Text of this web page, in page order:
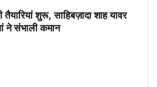
शुरू, साहिबज़ादा शाह यावर
ने संभाली कमान